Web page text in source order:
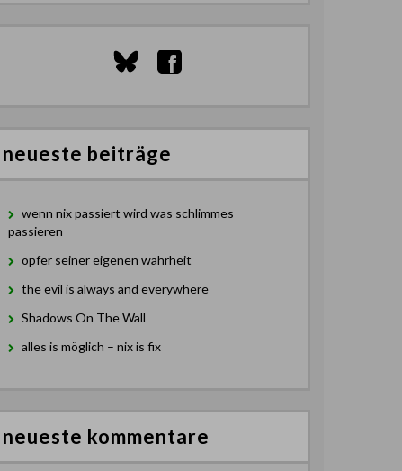
neueste beiträge
wenn nix passiert wird was schlimmes
passieren
opfer seiner eigenen wahrheit
the evil is always and everywhere
Shadows On The Wall
alles is möglich – nix is fix
neueste kommentare